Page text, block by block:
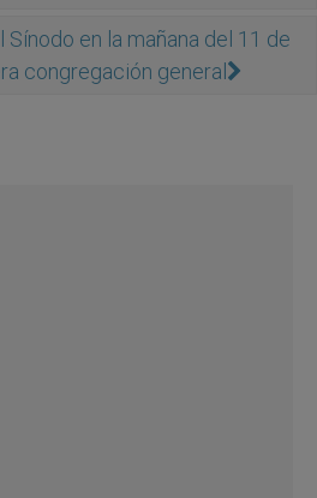
en la mañana del 11 de
congregación general